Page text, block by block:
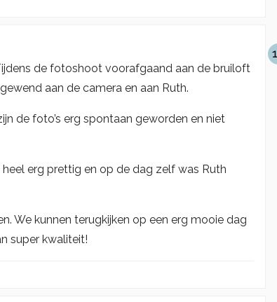
de fotoshoot voorafgaand aan de bruiloft
aan de camera en aan Ruth.
de foto’s erg spontaan geworden en niet
erg prettig en op de dag zelf was Ruth
We kunnen terugkijken op een erg mooie dag
super kwaliteit!